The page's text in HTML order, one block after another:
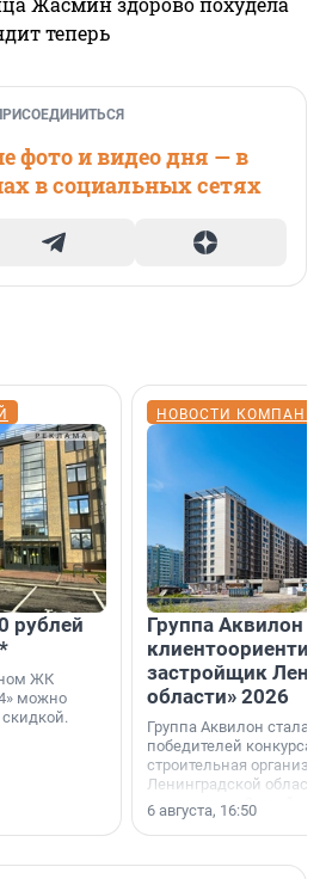
теперь
фото и видео дня — в
в социальных сетях
рублей
ЖК
можно
НОВОСТИ
Группа Аквилон
застройщик
области» 2026
Группа Аквилон стала
победителей конкурса
строительная
Ленинградской области
номинации «Самый
застройщик
области».
6 августа, 16:50